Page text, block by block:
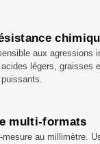
aux agressions
légers, graisses
multi-formats
mesure au millimètre.